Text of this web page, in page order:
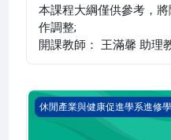
本課程大綱僅供參考，
作調整;
開課教師： 王滿馨 助理
運動場館經營管理
休閒產業與健康促進學系進修